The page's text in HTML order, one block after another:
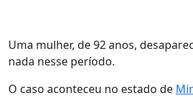
Uma mulher, de 92 anos,
nada nesse período.
O caso aconteceu no estado de